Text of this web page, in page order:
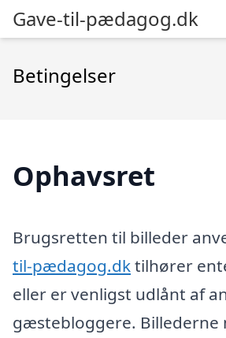
Gave-til-pædagog.dk
Betingelser
Ophavsret
Brugsretten til billeder
til-pædagog.dktilhører
eller er venligst udlånt af
gæstebloggere. Billederne